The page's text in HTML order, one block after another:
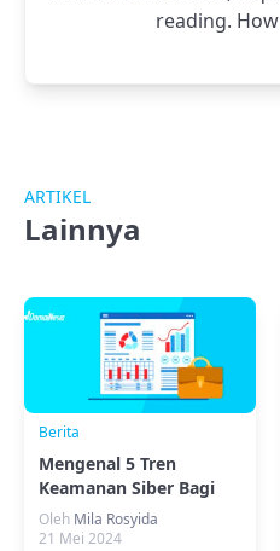
reading.
ARTIKEL
Lainnya
Berita
Mengenal 5 Tren
Keamanan Siber Bagi
Bisnis di Era Digital
Oleh Mila Rosyida
21 Mei 2024